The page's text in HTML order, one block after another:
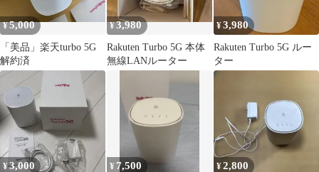
¥5,000
「美品」楽天turbo 5G
解約済
¥3,980
Rakuten Turbo 5G 本体
無線LANルーター
¥3,980
Rakuten Turbo 5G ルー
ター
¥3,000 ¥ 7,500 ¥2,800